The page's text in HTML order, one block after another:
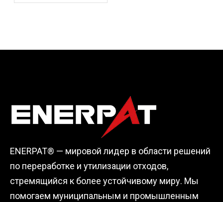
по переработке шин
ENERPAT® — мировой лидер в области решений
по переработке и утилизации отходов,
стремящийся к более устойчивому миру. Мы
помогаем муниципальным и промышленным